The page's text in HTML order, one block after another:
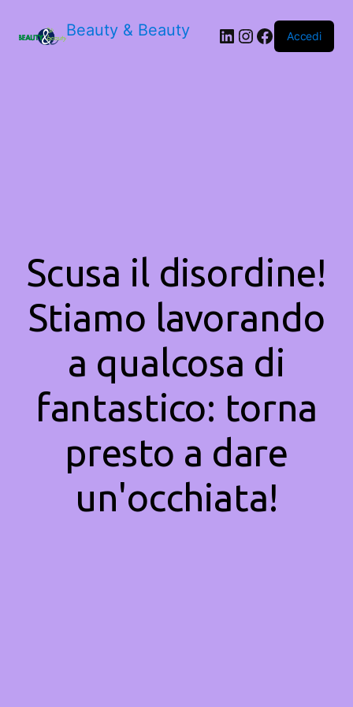
Beauty & Beauty LinkedIn
Instagram
Facebook
Accedi
Scusa il disordine!
Stiamo lavorando
a qualcosa di
fantastico: torna
presto a dare
un'occhiata!